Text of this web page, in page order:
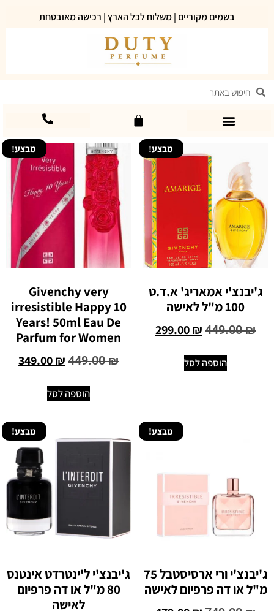
בשמים מקוריים | משלוח לכל הארץ | רכישה מאובטחת
מבצע!
ג'יבנצ'י אמאריג' א.ד.ט
100 מ"ל לאישה
449.00₪
299.00₪
הוספה לסל
מבצע!
Givenchy very
irresistible Happy 10
Years! 50ml Eau De
Parfum for Women
449.00₪
349.00₪
הוספה לסל
מבצע!
ג'יבנצ'י ורי ארסיסטבל 75
מ"ל או דה פרפיום לאישה
מבצע!
ג'יבנצ'י ל'ינטרדט אינטנס
80 מ"ל או דה פרפיום
לאישה